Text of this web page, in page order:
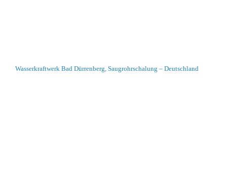
Wasserkraftwerk Bad Dürrenberg, Saugrohrschalung – Deutschland